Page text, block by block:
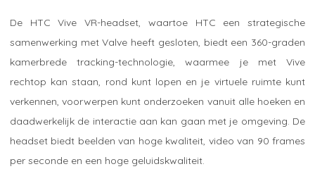
De HTC Vive VR-headset, waartoe HTC een strategische
samenwerking met Valve heeft gesloten, biedt een 360-graden
kamerbrede tracking-technologie, waarmee je met Vive
rechtop kan staan, rond kunt lopen en je virtuele ruimte kunt
verkennen, voorwerpen kunt onderzoeken vanuit alle hoeken en
daadwerkelijk de interactie aan kan gaan met je omgeving. De
headset biedt beelden van hoge kwaliteit, video van 90 frames
per seconde en een hoge geluidskwaliteit.